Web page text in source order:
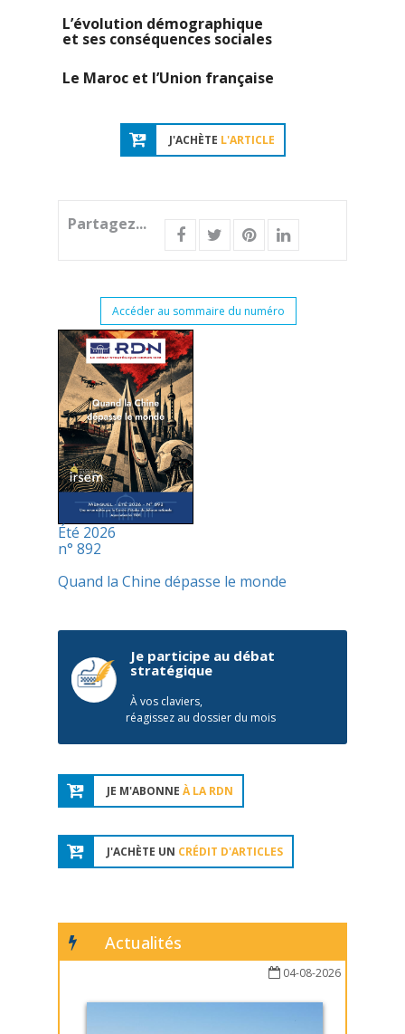
L’évolution démographique
et ses conséquences sociales
Le Maroc et l’Union française
J'ACHÈTE L'ARTICLE
Partagez...
Accéder au sommaire du numéro
Été 2026
n° 892
Quand la Chine dépasse le monde
Je participe au débat
stratégique
À vos claviers,
réagissez au dossier du mois
JE M'ABONNE À LA RDN
J'ACHÈTE UN CRÉDIT D'ARTICLES
Actualités
04-08-2026